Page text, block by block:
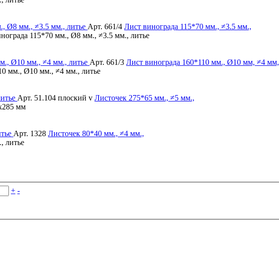
Арт. 661/4 Лист винограда 115*70 мм., ≠3.5 мм.,
115*70 мм., Ø8 мм., ≠3.5 мм., литье
Арт. 661/3 Лист винограда 160*110 мм., Ø10 мм, ≠4 мм,
мм., Ø10 мм., ≠4 мм., литье
Арт. 51.104 плоский v Листочек 275*65 мм., ≠5 мм.,
мм
Арт. 1328 Листочек 80*40 мм., ≠4 мм.,
литье
+ -